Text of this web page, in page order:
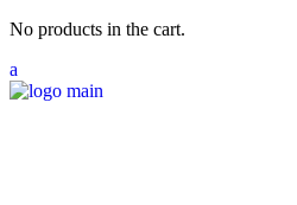
No products in the cart.